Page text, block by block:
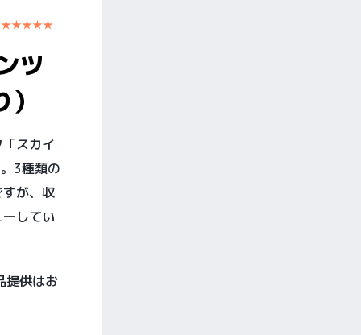
★★★★★
ツ
スカイ
3種類の
が、収
してい
提供はお